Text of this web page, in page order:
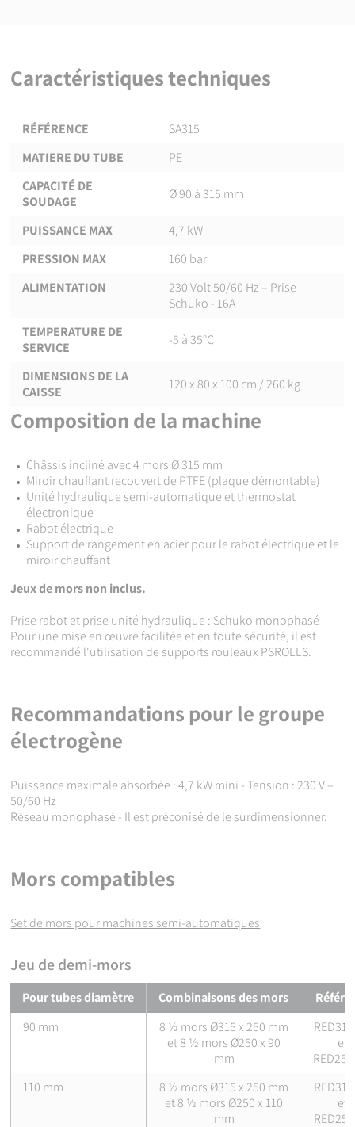
Caractéristiques techniques
Caractéristiques techniques de la machine
RÉFÉRENCE
SA315
MATIERE DU TUBE
PE
CAPACITÉ DE
SOUDAGE
Ø 90 à 315 mm
PUISSANCE MAX
4,7 kW
PRESSION MAX
160 bar
ALIMENTATION
230 Volt 50/60 Hz – Prise
Schuko - 16A
TEMPERATURE DE
SERVICE
-5 à 35°C
DIMENSIONS DE LA
CAISSE
120 x 80 x 100 cm / 260 kg
Composition de la machine
Châssis incliné avec 4 mors Ø 315 mm
Miroir chauffant recouvert de PTFE (plaque démontable)
Unité hydraulique semi-automatique et thermostat
électronique
Rabot électrique
Support de rangement en acier pour le rabot électrique et le
miroir chauffant
Jeux de mors non inclus.
Prise rabot et prise unité hydraulique : Schuko monophasé
Pour une mise en œuvre facilitée et en toute sécurité, il est
recommandé l'utilisation de supports rouleaux PSROLLS.
Recommandations pour le groupe
électrogène
Puissance maximale absorbée : 4,7 kW mini - Tension : 230 V –
50/60 Hz
Réseau monophasé - Il est préconisé de le surdimensionner.
Mors compatibles
Set de mors pour machines semi-automatiques
Jeu de demi-mors
Tableau des références et dimensions des mors compatibles
Pour tubes diamètre Combinaisons des mors
90 mm
8 ½ mors Ø315 x 250 mm
et 8 ½ mors Ø250 x 90
mm
et
110 mm
8 ½ mors Ø315 x 250 mm
et 8 ½ mors Ø250 x 110
mm
et